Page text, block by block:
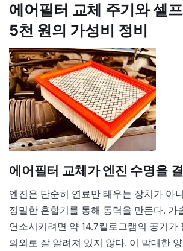
에어필터 교체 주기와 셀
5천 원의 가성비 정비
에어필터 교체가 엔진 수명을
엔진은 단순히 연료만 태우는 장치가 아
정밀한 혼합기를 통해 동력을 만든다. 가
연소시키려면 약 14.7킬로그램의 공기가
의외로 잘 알려져 있지 않다. 이 막대한